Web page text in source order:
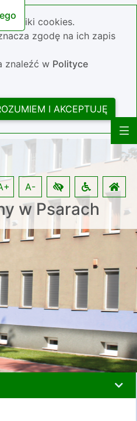
pliki cookies.
zgodę na ich zapis
znaleźć w Polityce
I AKCEPTUJĘ
w Psarach
A-